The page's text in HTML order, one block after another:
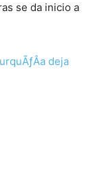
se da inicio a
deja